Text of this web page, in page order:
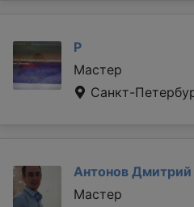
Р
Мастер
Санкт-
Антонов Дмитрий
Мастер